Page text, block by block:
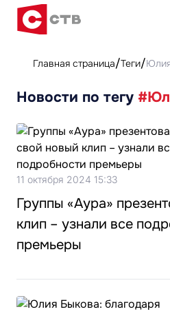
Главная страница Теги
Новости по тегу
11 октября 2024 15:33
Группы «Аура»
клип – узнали все
премьеры